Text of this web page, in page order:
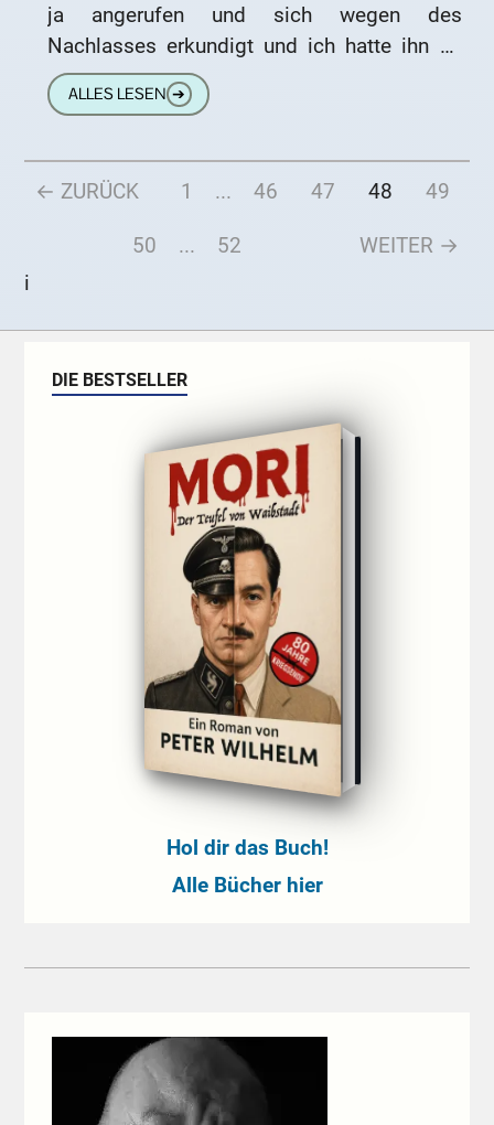
ja angerufen und sich wegen des
Nachlasses erkundigt und ich hatte ihn an
die für Erbangelegenheiten zuständigen
Stellen verwiesen.
ALLES LESEN ➔
← ZURÜCK 1 ... 46 47 48 49
50 ... 52
WEITER →
i
DIE BESTSELLER
Hol dir das Buch!
Alle Bücher hier